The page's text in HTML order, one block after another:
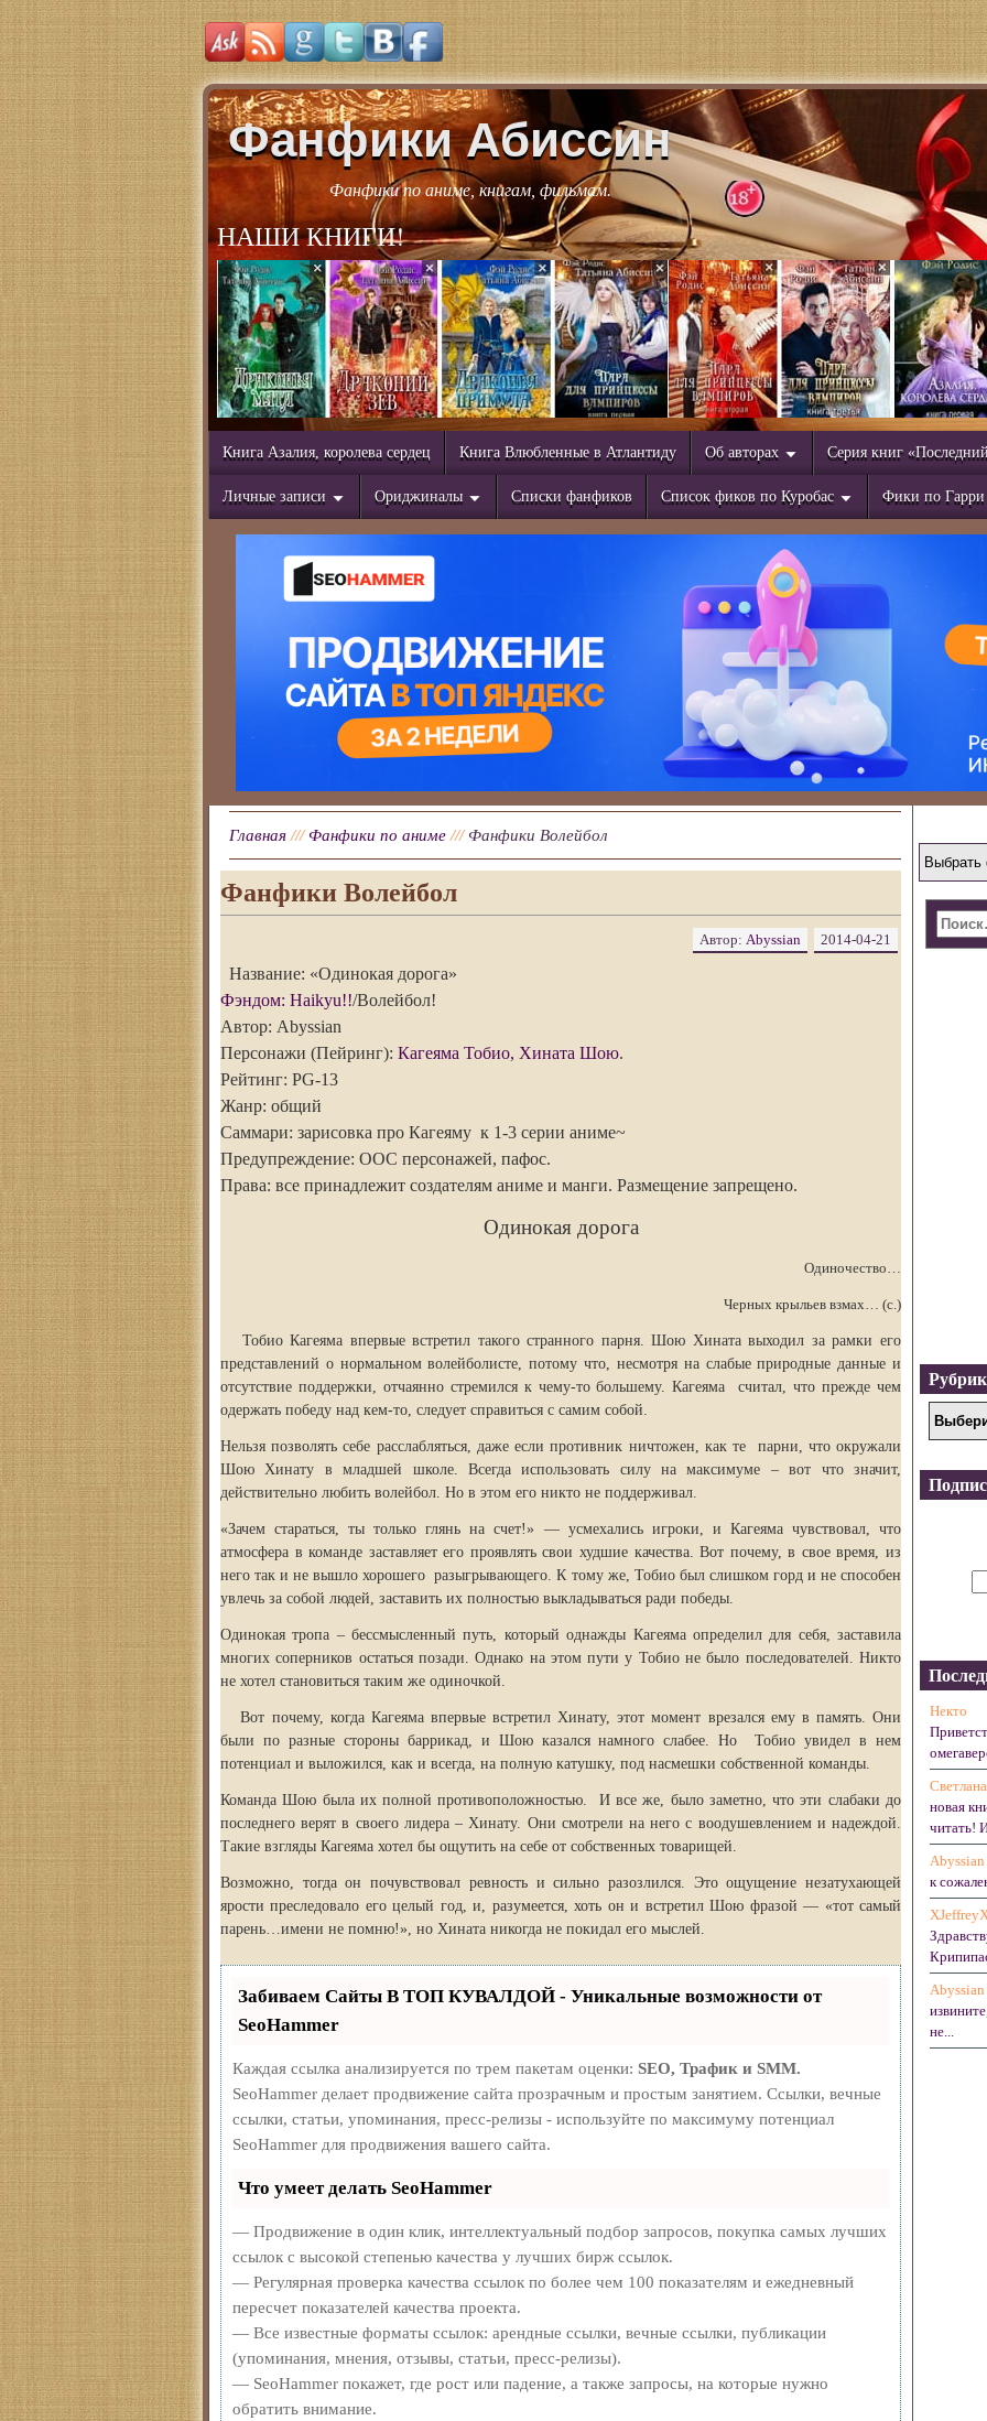
Фанфики Абиссин
Фанфики по аниме, книгам, фильмам.
НАШИ КНИГИ!
Книга Азалия, королева сердец Книга Влюбленные в Атлантиду Об авторах Серия книг
Личные записи Ориджиналы Списки фанфиков Список фиков по Куробас Фики по Гарри
Главная /// Фанфики по аниме /// Фанфики Волейбол
Фанфики Волейбол
2014-04-21
Автор: Abyssian
Название: «Одинокая дорога»
Фэндом: Haikyu!!/Волейбол!
Автор: Abyssian
Персонажи (Пейринг): Кагеяма Тобио, Хината Шою.
Рейтинг: PG-13
Жанр: общий
Саммари: зарисовка про Кагеяму к 1-3 серии аниме~
Предупреждение: ООС персонажей, пафос.
Права: все принадлежит создателям аниме и манги. Размещение запрещено.
Одинокая дорога
Одиночество…
Черных крыльев взмах… (с.)
Тобио Кагеяма впервые встретил такого странного парня. Шою Хината выходил за рамки его
представлений о нормальном волейболисте, потому что, несмотря на слабые природные данные и
отсутствие поддержки, отчаянно стремился к чему-то большему. Кагеяма считал, что прежде чем
одержать победу над кем-то, следует справиться с самим собой.
Нельзя позволять себе расслабляться, даже если противник ничтожен, как те парни, что окружали
Шою Хинату в младшей школе. Всегда использовать силу на максимуме – вот что значит,
действительно любить волейбол. Но в этом его никто не поддерживал.
«Зачем стараться, ты только глянь на счет!» — усмехались игроки, и Кагеяма чувствовал, что
атмосфера в команде заставляет его проявлять свои худшие качества. Вот почему, в свое время, из
него так и не вышло хорошего разыгрывающего. К тому же, Тобио был слишком горд и не способен
увлечь за собой людей, заставить их полностью выкладываться ради победы.
Одинокая тропа – бессмысленный путь, который однажды Кагеяма определил для себя, заставила
многих соперников остаться позади. Однако на этом пути у Тобио не было последователей. Никто
не хотел становиться таким же одиночкой.
Вот почему, когда Кагеяма впервые встретил Хинату, этот момент врезался ему в память. Они
были по разные стороны баррикад, и Шою казался намного слабее. Но Тобио увидел в нем
потенциал и выложился, как и всегда, на полную катушку, под насмешки собственной команды.
Команда Шою была их полной противоположностью. И все же, было заметно, что эти слабаки до
последнего верят в своего лидера – Хинату. Они смотрели на него с воодушевлением и надеждой.
Такие взгляды Кагеяма хотел бы ощутить на себе от собственных товарищей.
Возможно, тогда он почувствовал ревность и сильно разозлился. Это ощущение незатухающей
ярости преследовало его целый год, и, разумеется, хоть он и встретил Шою фразой — «тот самый
парень…имени не помню!», но Хината никогда не покидал его мыслей.
Забиваем Сайты В ТОП КУВАЛДОЙ - Уникальные возможности от
SeoHammer
Каждая ссылка анализируется по трем пакетам оценки: SEO, Трафик и SMM.
SeoHammer делает продвижение сайта прозрачным и простым занятием. Ссылки, вечные
ссылки, статьи, упоминания, пресс-релизы - используйте по максимуму потенциал
SeoHammer для продвижения вашего сайта.
Что умеет делать SeoHammer
— Продвижение в один клик, интеллектуальный подбор запросов, покупка самых лучших
ссылок с высокой степенью качества у лучших бирж ссылок.
— Регулярная проверка качества ссылок по более чем 100 показателям и ежедневный
пересчет показателей качества проекта.
— Все известные форматы ссылок: арендные ссылки, вечные ссылки, публикации
(упоминания, мнения, отзывы, статьи, пресс-релизы).
— SeoHammer покажет, где рост или падение, а также запросы, на которые нужно
обратить внимание.
Некто
Светлана
новая
читать!
Abyssian
к
Abyssian
не...